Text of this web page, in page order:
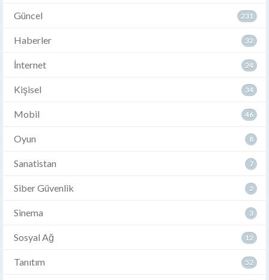
Güncel 231
Haberler 32
İnternet 24
Kişisel 34
Mobil 46
Oyun 8
Sanatistan 7
Siber Güvenlik 2
Sinema 3
Sosyal Ağ 12
Tanıtım 52